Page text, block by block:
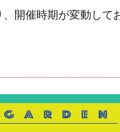
開催時期が変動して